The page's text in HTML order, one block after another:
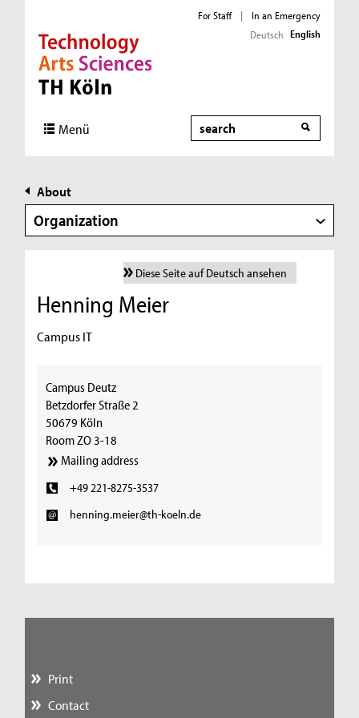
Direkt zur Hauptnavigation
Direkt zur Subnavigation
Direkt zum Inhalt
Direkt zum Fußbereich
For Staff |
In an Emergency
Deutsch English
Menü Search
About
Organization
Diese Seite auf Deutsch ansehen
Henning Meier
Campus IT
Campus Deutz
Betzdorfer Straße 2
50679 Köln
Room ZO 3-18
Mailing address
+49 221-8275-3537
henning.meier@th-koeln.de
Print
Contact